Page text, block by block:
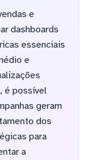
e
dashboards
essenciais
e
é possível
geram
dos
para
a